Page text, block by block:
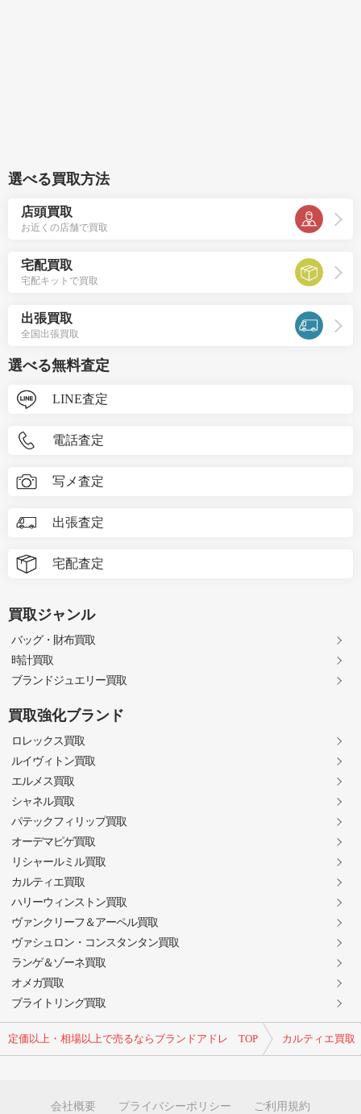
定価以上・相場以上で売るならブランドアドレ TOP カルティエ買取
選べる買取方法
店頭買取
お近くの店舗で買取
宅配買取
宅配キットで買取
出張買取
全国出張買取
選べる無料査定
LINE査定
電話査定
写メ査定
出張査定
宅配査定
買取ジャンル
バッグ・財布買取
時計買取
ブランドジュエリー買取
買取強化ブランド
ロレックス買取
ルイヴィトン買取
エルメス買取
シャネル買取
パテックフィリップ買取
オーデマピゲ買取
リシャールミル買取
カルティエ買取
ハリーウィンストン買取
ヴァンクリーフ＆アーペル買取
ヴァシュロン・コンスタンタン買取
ランゲ＆ゾーネ買取
オメガ買取
ブライトリング買取
会社概要 プライバシーポリシー ご利用規約